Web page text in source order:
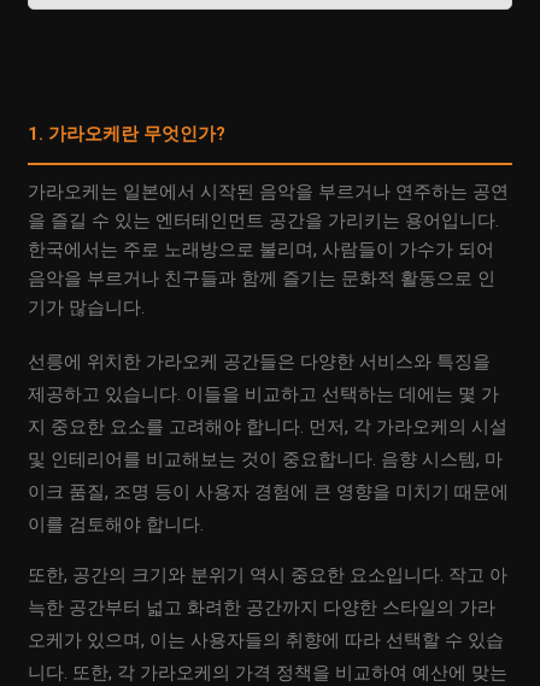
1. 가라오케란 무엇인가?
가라오케는 일본에서 시작된 음악을 부르거나 연주하는 공연
을 즐길 수 있는 엔터테인먼트 공간을 가리키는 용어입니다.
한국에서는 주로 노래방으로 불리며, 사람들이 가수가 되어
음악을 부르거나 친구들과 함께 즐기는 문화적 활동으로 인
기가 많습니다.
선릉에 위치한 가라오케 공간들은 다양한 서비스와 특징을
제공하고 있습니다. 이들을 비교하고 선택하는 데에는 몇 가
지 중요한 요소를 고려해야 합니다. 먼저, 각 가라오케의 시설
및 인테리어를 비교해보는 것이 중요합니다. 음향 시스템, 마
이크 품질, 조명 등이 사용자 경험에 큰 영향을 미치기 때문에
이를 검토해야 합니다.
또한, 공간의 크기와 분위기 역시 중요한 요소입니다. 작고 아
늑한 공간부터 넓고 화려한 공간까지 다양한 스타일의 가라
오케가 있으며, 이는 사용자들의 취향에 따라 선택할 수 있습
니다. 또한, 각 가라오케의 가격 정책을 비교하여 예산에 맞는